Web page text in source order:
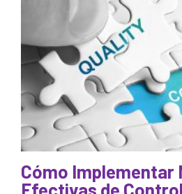
Serie:
ROI
Oculto
Presión
en
Cavidad:
Mano
Obra,
Materiales
Cómo Implementar